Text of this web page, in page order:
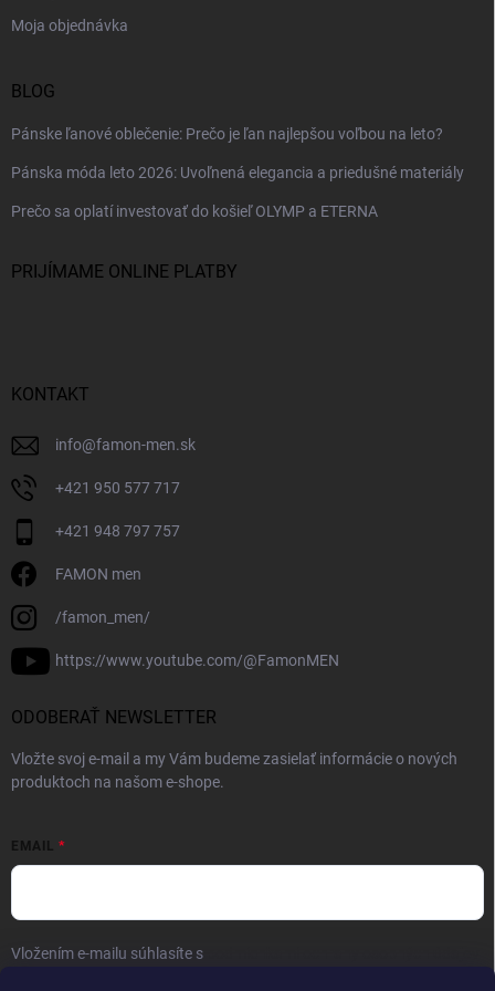
Moja objednávka
BLOG
Pánske ľanové oblečenie: Prečo je ľan najlepšou voľbou na leto?
Pánska móda leto 2026: Uvoľnená elegancia a priedušné materiály
Prečo sa oplatí investovať do košieľ OLYMP a ETERNA
PRIJÍMAME ONLINE PLATBY
KONTAKT
info@famon-men.sk
+421 950 577 717
+421 948 797 757
FAMON men
/famon_men/
https://www.youtube.com/@FamonMEN
ODOBERAŤ NEWSLETTER
Vložte svoj e-mail a my Vám budeme zasielať informácie o nových
produktoch na našom e-shope.
EMAIL
Vložením e-mailu súhlasíte s